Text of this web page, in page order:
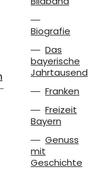
Biografie
Das
bayerische
Jahrtausend
Franken
Freizeit
Bayern
Genuss
mit
Geschichte